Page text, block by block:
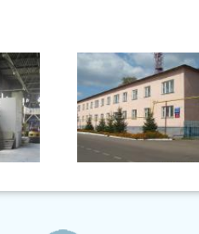
Администрация города